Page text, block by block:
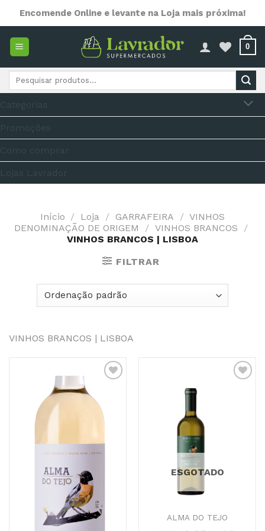
content
Encomende Online e levante na Loja mais próxima!
0
Pesquisar
Início / Loja / GARRAFEIRA / VINHOS
DENOMINAÇÃO DE ORIGEM
/ VINHOS BRANCOS
/
VINHOS BRANCOS | LISBOA
FILTRAR
VINHOS BRANCOS | LISBOA
Adicionar
aos
Favoritos
ESGOTADO
ALMA DO TEJO